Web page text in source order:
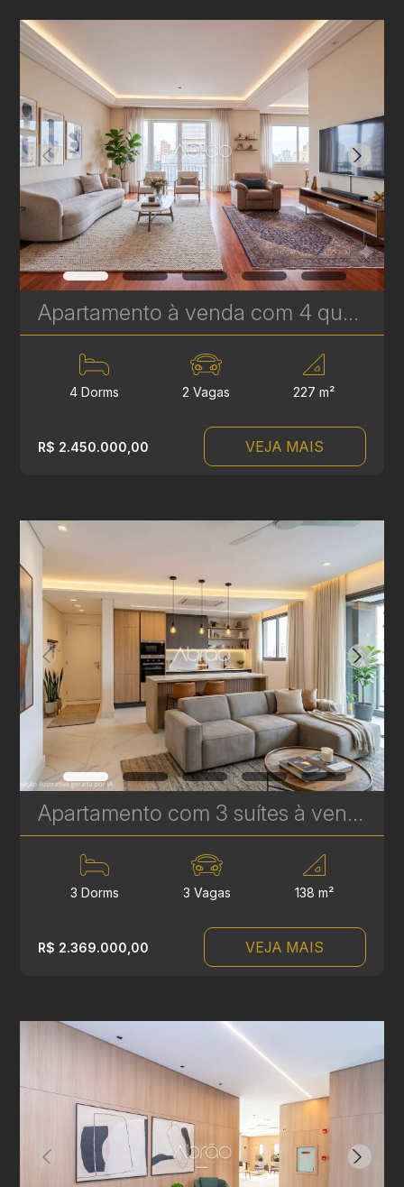
Apartamento à venda com 4 quartos, sendo 2 suítes no Batel - 227 m² - Edifício Lucyr Pasini | Ref. 1792
4 Dorms 2 Vagas 227 m²
R$ 2.450.000,00 VEJA MAIS
Apartamento com 3 suítes à venda no Vitra Água Verde - 138 m² - 3 Vagas - Alto Padrão | Ref. 1706
3 Dorms 3 Vagas 138 m²
R$ 2.369.000,00 VEJA MAIS